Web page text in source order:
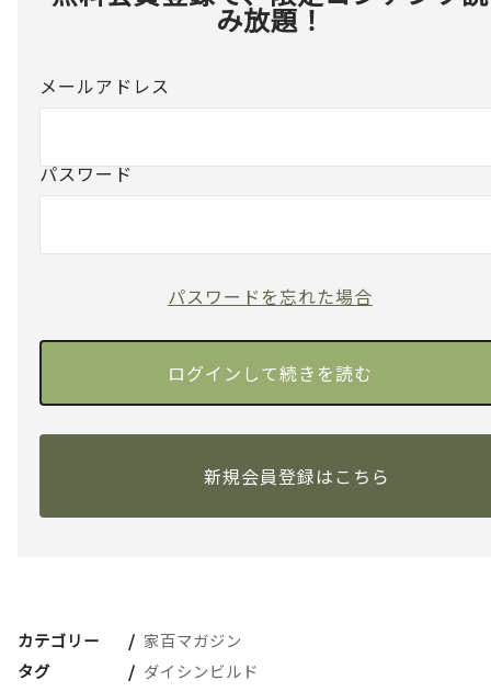
み放題！
メールアドレス
パスワード
パスワードを忘れた場合
新規会員登録はこちら
カテゴリー
家百マガジン
タグ
ダイシンビルド